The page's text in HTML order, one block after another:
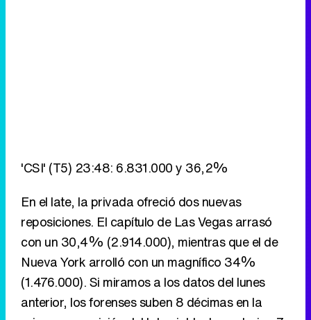
'CSI' (T5) 23:48: 6.831.000 y 36,2%
En el late, la privada ofreció dos nuevas
reposiciones. El capítulo de Las Vegas arrasó
con un 30,4% (2.914.000), mientras que el de
Nueva York arrolló con un magnífico 34%
(1.476.000). Si miramos a los datos del lunes
anterior, los forenses suben 8 décimas en la